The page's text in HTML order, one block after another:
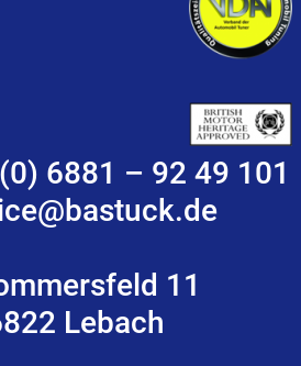
6881 – 92 49 101
11
Lebach